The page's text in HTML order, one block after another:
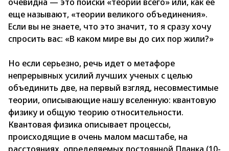
еще называют, «теории великого объединения».
Если вы не знаете, что это значит, то я сразу хочу
спросить вас: «В каком мире вы до сих пор жили?»
Но если серьезно, речь идет о метафоре
непрерывных усилий лучших ученых с целью
объединить две, на первый взгляд, несовместимые
теории, описывающие нашу вселенную: квантовую
физику и общую теорию относительности.
Квантовая физика описывает процессы,
происходящие в очень малом масштабе, на